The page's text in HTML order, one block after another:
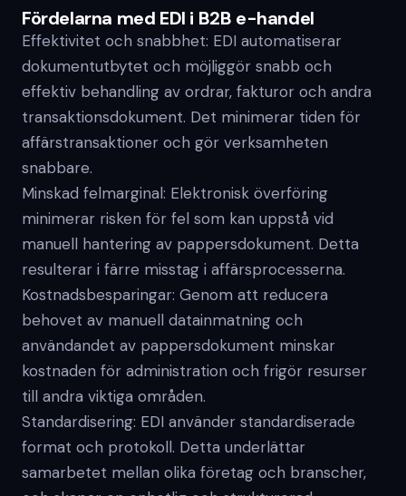
Fördelarna med EDI i B2B e-handel
Effektivitet och snabbhet: EDI automatiserar
dokumentutbytet och möjliggör snabb och
effektiv behandling av ordrar, fakturor och andra
transaktionsdokument. Det minimerar tiden för
affärstransaktioner och gör verksamheten
snabbare.
Minskad felmarginal: Elektronisk överföring
minimerar risken för fel som kan uppstå vid
manuell hantering av pappersdokument. Detta
resulterar i färre misstag i affärsprocesserna.
Kostnadsbesparingar: Genom att reducera
behovet av manuell datainmatning och
användandet av pappersdokument minskar
kostnaden för administration och frigör resurser
till andra viktiga områden.
Standardisering: EDI använder standardiserade
format och protokoll. Detta underlättar
samarbetet mellan olika företag och branscher,